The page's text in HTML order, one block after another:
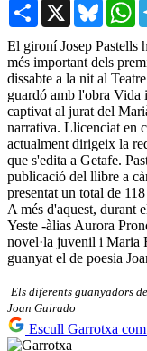
Share X Bluesky
El gironí Josep Pastells
més important dels
dissabte a la nit al
guardó amb l'obra Vida
captivat al jurat del
narrativa. Llicenciat en
actualment dirigeix la
que s'edita a Getafe.
publicació del llibre a
presentat un total de
A més d'aquest, durant
Yeste -àlias Aurora
novel·la juvenil i Maria
guanyat el de poesia
Els diferents guanyadors
Joan Guirado
Escull Garrotxa